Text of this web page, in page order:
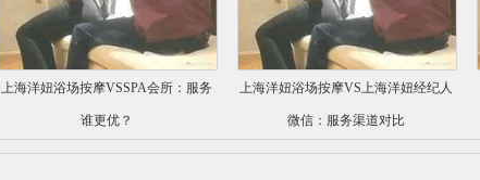
上海洋妞浴场按摩VSSPA会所：服务
谁更优？
上海洋妞浴场按摩VS上海洋妞经纪人
微信：服务渠道对比